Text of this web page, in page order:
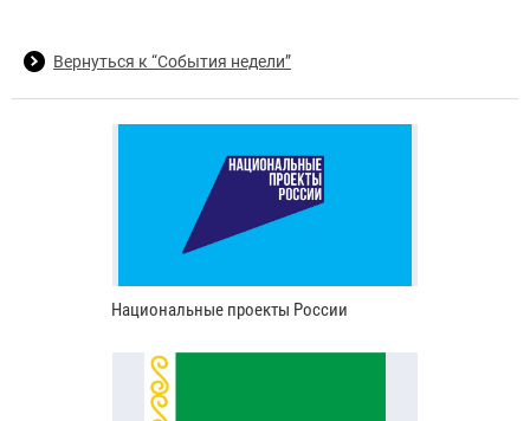
Вернуться к “События недели”
Национальные проекты России